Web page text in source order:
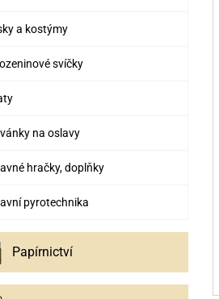
a kostýmy
svíčky
na oslavy
hračky, doplňky
pyrotechnika
Papírnictví